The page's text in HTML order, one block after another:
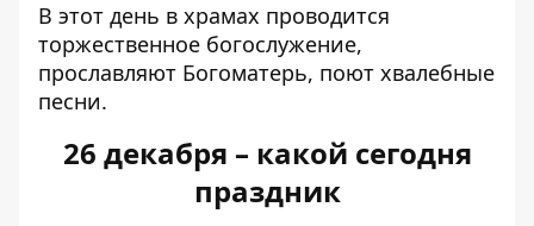
В этот день в храмах проводится
торжественное богослужение,
прославляют Богоматерь, поют хвалебные
песни.
26 декабря – какой сегодня
праздник